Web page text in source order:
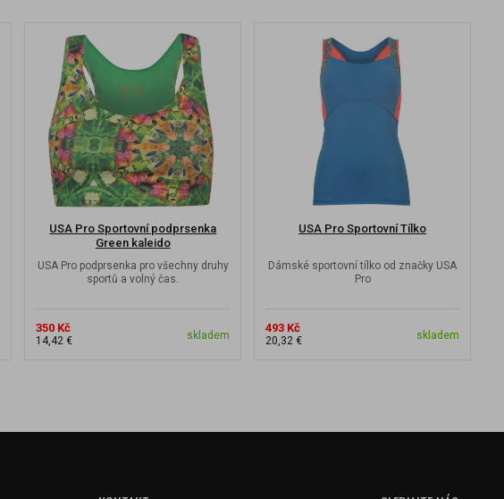
USA Pro Sportovní podprsenka
Green kaleido
USA Pro podprsenka pro všechny druhy
sportů a volný čas.
350 Kč
14,42 € skladem
USA Pro Sportovní Tílko
Dámské sportovní tílko od značky USA
Pro
493 Kč
20,32 € skladem